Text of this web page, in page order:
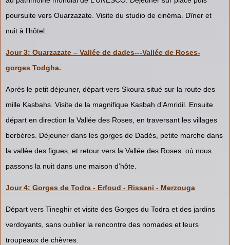
poursuite vers Ouarzazate. Visite du studio de cinéma. Dîner et
nuit à l’hôtel.
Jour 3: Ouarzazate – Vallée de dades---Vallée de Roses-
gorges Todgha.
Après le petit déjeuner, départ vers Skoura situé sur la route des
mille Kasbahs. Visite de la magnifique Kasbah d’Amridil. Ensuite
départ en direction la Vallée des Roses, en traversant les villages
berbères. Déjeuner dans les gorges de Dadès, petite marche dans
la vallée des figues, et retour vers la Vallée des Roses où nous
passons la nuit dans une maison d’hôte.
Jour 4: Gorges de Todra - Erfoud - Rissani - Merzouga
Départ vers Tineghir et visite des Gorges du Todra et des jardins
verdoyants, sans oublier la rencontre des nomades et leurs
troupeaux de chèvres.